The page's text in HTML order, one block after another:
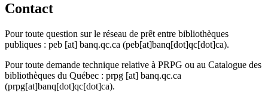
Contact
Pour toute question sur le réseau de prêt entre bibliothèques
publiques : peb [at] banq.qc.ca (peb[at]banq[dot]qc[dot]ca).
Pour toute demande technique relative à PRPG ou au Catalogue des
bibliothèques du Québec : prpg [at] banq.qc.ca
(prpg[at]banq[dot]qc[dot]ca).